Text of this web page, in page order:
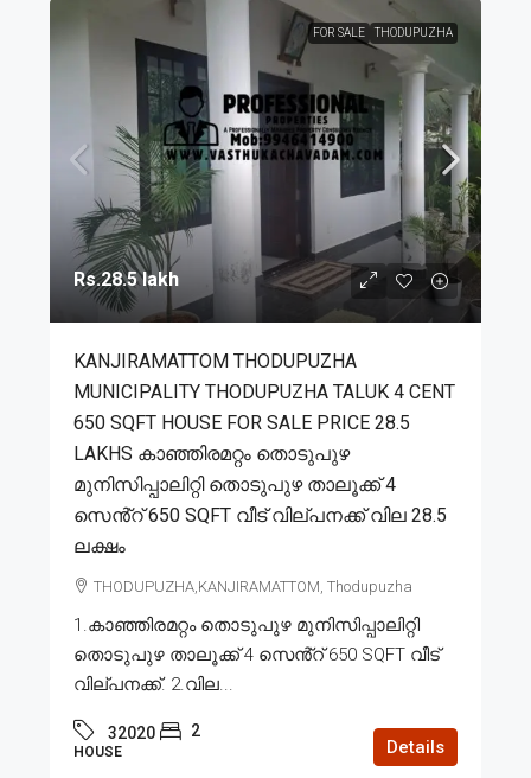
FOR SALE THODUPUZHA
Rs.28.5 lakh
KANJIRAMATTOM THODUPUZHA
MUNICIPALITY THODUPUZHA TALUK 4 CENT
650 SQFT HOUSE FOR SALE PRICE 28.5
LAKHS കാഞ്ഞിരമറ്റം തൊടുപുഴ
മുനിസിപ്പാലിറ്റി തൊടുപുഴ താലൂക്ക് 4
സെൻ്റ് 650 SQFT വീട് വില്പനക്ക് വില 28.5
ലക്ഷം
THODUPUZHA,KANJIRAMATTOM, Thodupuzha
1.കാഞ്ഞിരമറ്റം തൊടുപുഴ മുനിസിപ്പാലിറ്റി
തൊടുപുഴ താലൂക്ക് 4 സെൻ്റ് 650 SQFT വീട്
വില്പനക്ക്. 2.വില...
32020 2
HOUSE Details